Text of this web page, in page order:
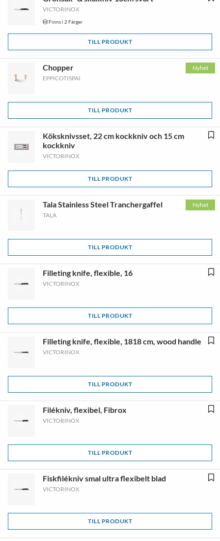
VICTORINOX
Finns i 2 Färger
TILL PRODUKT
Nyhet
Chopper
EPPICOTISPAI
TILL PRODUKT
Köksknivsset, 22 cm kockkniv och 15 cm
kockkniv
VICTORINOX
TILL PRODUKT
Nyhet
Tala Stainless Steel Tranchergaffel
TALA
TILL PRODUKT
Filleting knife, flexible, 16
VICTORINOX
TILL PRODUKT
Filleting knife, flexible, 1818 cm, wood handle
VICTORINOX
TILL PRODUKT
Filékniv, flexibel, Fibrox
VICTORINOX
TILL PRODUKT
Fiskfilékniv smal ultra flexibelt blad
VICTORINOX
TILL PRODUKT